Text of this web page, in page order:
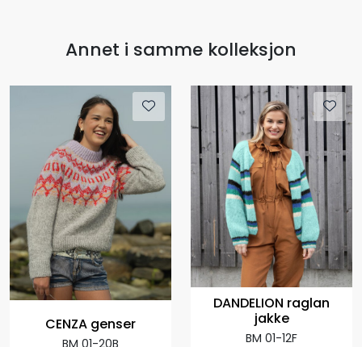
Annet i samme kolleksjon
CENZA genser
DANDELION raglan
jakke
BM 01-12F